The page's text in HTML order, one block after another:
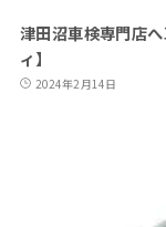
津田沼車検専門店
ィ】
2024年2月14日